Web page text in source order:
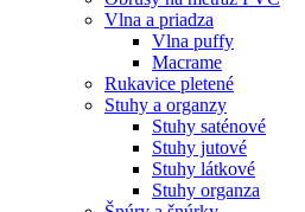
Vlna a priadza
Vlna puffy
Macrame
Rukavice pletené
Stuhy a organzy
Stuhy saténové
Stuhy jutové
Stuhy látkové
Stuhy organza